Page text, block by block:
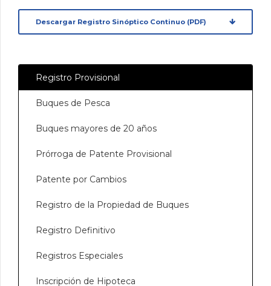
Descargar Registro Sinóptico Continuo (PDF)
Registro Provisional
Buques de Pesca
Buques mayores de 20 años
Prórroga de Patente Provisional
Patente por Cambios
Registro de la Propiedad de Buques
Registro Definitivo
Registros Especiales
Inscripción de Hipoteca